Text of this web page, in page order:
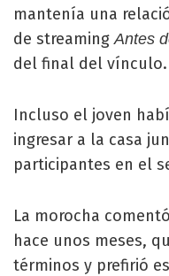
mantenía una
de streamingAntes
del final del vínculo.
Incluso el joven
ingresar a la casa
participantes en el
La morocha
hace unos meses,
términos y prefirió